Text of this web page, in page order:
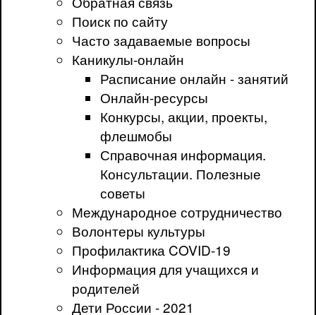
Поиск по сайту
Часто задаваемые вопросы
Каникулы-онлайн
Расписание онлайн - занятий
Онлайн-ресурсы
Конкурсы, акции, проекты,
флешмобы
Справочная информация.
Консультации. Полезные
советы
Международное сотрудничество
Волонтеры культуры
Профилактика COVID-19
Информация для учащихся и
родителей
Дети России - 2021